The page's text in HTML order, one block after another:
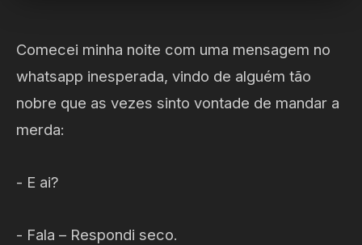
Comecei minha noite com uma mensagem no
whatsapp inesperada, vindo de alguém tão
nobre que as vezes sinto vontade de mandar a
merda:
- E ai?
- Fala – Respondi seco.